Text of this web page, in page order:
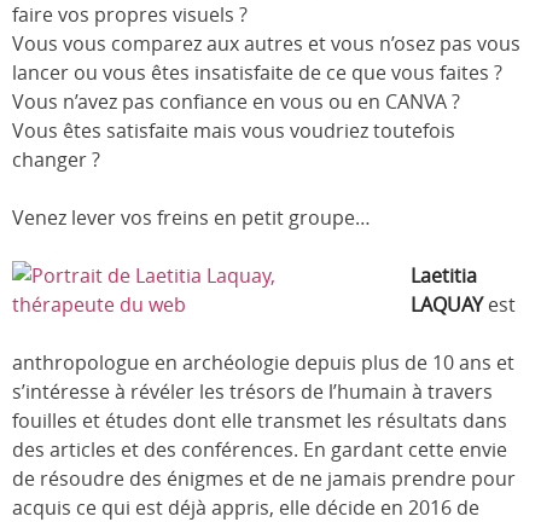
faire vos propres visuels ?
Vous vous comparez aux autres et vous n’osez pas vous
lancer ou vous êtes insatisfaite de ce que vous faites ?
Vous n’avez pas confiance en vous ou en CANVA ?
Vous êtes satisfaite mais vous voudriez toutefois
changer ?
Venez lever vos freins en petit groupe…
Laetitia
LAQUAYest
anthropologue en archéologie depuis plus de 10 ans et
s’intéresse à révéler les trésors de l’humain à travers
fouilles et études dont elle transmet les résultats dans
des articles et des conférences. En gardant cette envie
de résoudre des énigmes et de ne jamais prendre pour
acquis ce qui est déjà appris, elle décide en 2016 de